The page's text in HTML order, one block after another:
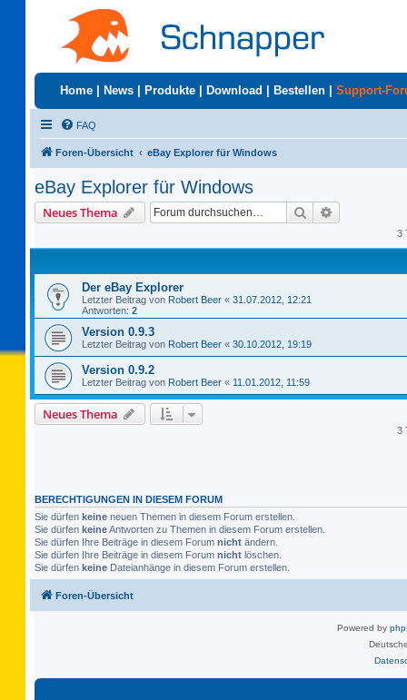
Home News Produkte Download Bestellen Support-
FAQ
Foren-Übersicht eBay Explorer für Windows
eBay Explorer für Windows
Neues Thema Suche
3
Der eBay Explorer
Letzter Beitrag von Robert Beer « 31.07.2012, 12:21
Antworten: 2
Version 0.9.3
Letzter Beitrag von Robert Beer « 30.10.2012, 19:19
Version 0.9.2
Letzter Beitrag von Robert Beer « 11.01.2012, 11:59
Neues Thema
3
BERECHTIGUNGEN IN DIESEM FORUM
Sie dürfen keine neuen Themen in diesem Forum erstellen.
Sie dürfen keineAntworten zu Themen in diesem Forum erstellen.
Sie dürfen Ihre Beiträge in diesem Forum nicht ändern.
Sie dürfen Ihre Beiträge in diesem Forum nicht löschen.
Sie dürfen keine Dateianhänge in diesem Forum erstellen.
Foren-Übersicht
Powered by